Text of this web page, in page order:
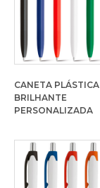
CANETA PLÁSTICA
BRILHANTE
PERSONALIZADA